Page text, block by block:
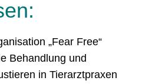
„Fear Free“
Behandlung und
in Tierarztpraxen